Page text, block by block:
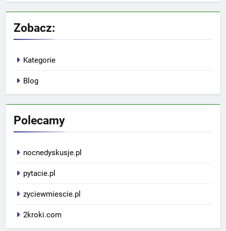
Zobacz:
Kategorie
Blog
Polecamy
nocnedyskusje.pl
pytacie.pl
zyciewmiescie.pl
2kroki.com